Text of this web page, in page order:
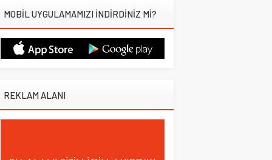
13.779,39
DOLAR
MOBİL UYGULAMAMIZI İNDİRDİNİZ Mİ?
REKLAM ALANI